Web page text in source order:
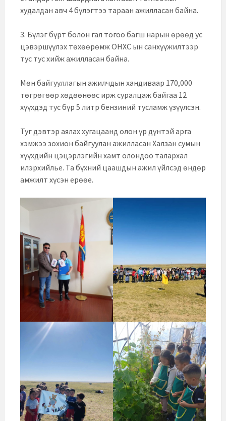
худалдан авч 4 бүлэгтээ тараан ажилласан байна.
3. Бүлэг бүрт болон гал тогоо багш нарын өрөөд ус
цэвэршүүлэх төхөөрөмж ОНХС ын санхүүжилтээр
тус тус хийж ажилласан байна.
Мөн байгууллагын ажилчдын хандиваар 170,000
төгрөгөөр хөдөөнөөс ирж суралцаж байгаа 12
хүүхдэд тус бүр 5 литр бензиний тусламж үзүүлсэн.
Туг дэвтэр аялах хугацаанд олон үр дүнтэй арга
хэмжээ зохион байгуулан ажилласан Халзан сумын
хүүхдийн цэцэрлэгийн хамт олондоо талархал
илэрхийлье. Та бүхний цаашдын ажил үйлсэд өндөр
амжилт хүсэн ерөөе.